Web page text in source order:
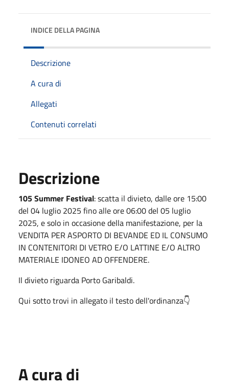
INDICE DELLA PAGINA
Descrizione
A cura di
Allegati
Contenuti correlati
Descrizione
105 Summer Festival: scatta il divieto, dalle ore 15:00
del 04 luglio 2025 fino alle ore 06:00 del 05 luglio
2025, e solo in occasione della manifestazione, per la
VENDITA PER ASPORTO DI BEVANDE ED IL CONSUMO
IN CONTENITORI DI VETRO E/O LATTINE E/O ALTRO
MATERIALE IDONEO AD OFFENDERE.
Il divieto riguarda Porto Garibaldi.
Qui sotto trovi in allegato il testo dell'ordinanza👇
A cura di